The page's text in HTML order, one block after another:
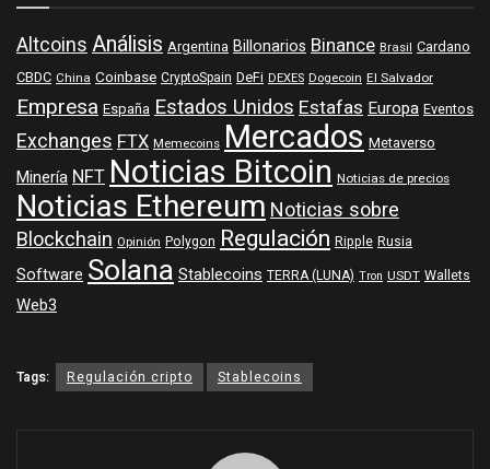
AltcoinsAnálisis Argentina BillonariosBinance Brasil Cardano
CBDC China Coinbase CryptoSpain DeFi DEXES Dogecoin El Salvador
Empresa España Estados UnidosEstafasEuropa Eventos
ExchangesFTX Memecoins Mercados Metaverso
MineríaNFTNoticias Bitcoin Noticias de precios
Noticias EthereumNoticias sobre
Blockchain Opinión Polygon Regulación Ripple Rusia
SoftwareSolanaStablecoins TERRA (LUNA) Tron USDT Wallets
Web3
Tags: Regulación cripto Stablecoins